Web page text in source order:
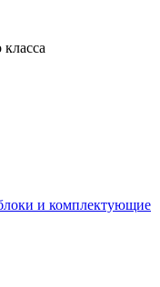
и комплектующие